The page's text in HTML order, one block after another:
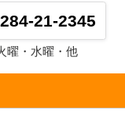
21-2345
曜・水曜・他